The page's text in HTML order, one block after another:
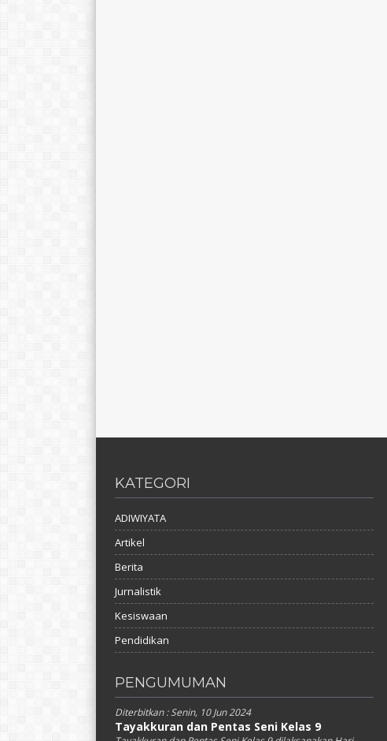
KATEGORI
ADIWIYATA
Artikel
Berita
Jurnalistik
Kesiswaan
Pendidikan
PENGUMUMAN
Diterbitkan :Senin, 10 Jun 2024
Tayakkuran dan Pentas Seni Kelas 9